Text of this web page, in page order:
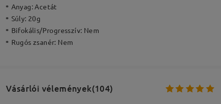
Anyag:Acetát
Súly: 20g
Bifokális/Progresszív: Nem
Rugós zsanér: Nem
Vásárlói vélemények(104)